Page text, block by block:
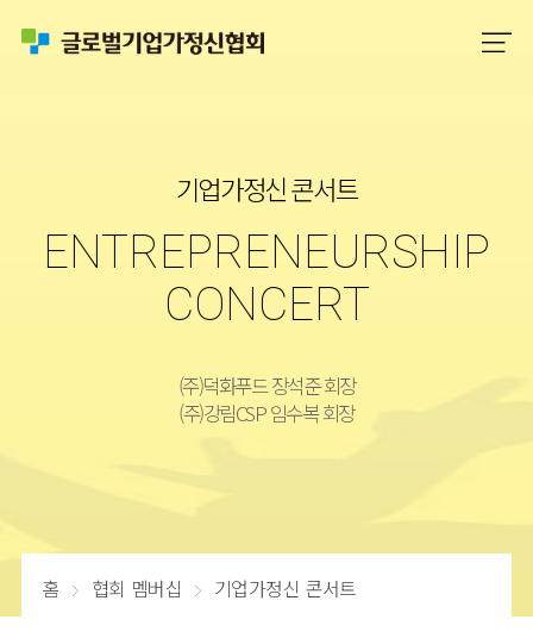
기업가정신 콘서트
ENTREPRENEURSHIP
CONCERT
(주)덕화푸드 장석준 회장
(주)강림CSP 임수복 회장
홈 협회 멤버십 기업가정신 콘서트